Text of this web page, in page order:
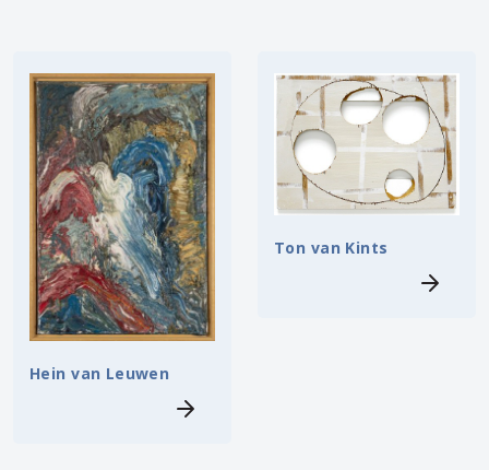
Hein van Leuwen
Ton van Kints